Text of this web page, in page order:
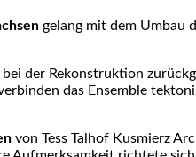
gelang mit dem Umbau
der Rekonstruktion
das Ensemble
von Tess Talhof Kusmierz